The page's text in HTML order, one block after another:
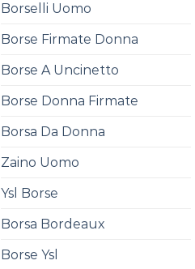
Borselli Uomo
Borse Firmate Donna
Borse A Uncinetto
Borse Donna Firmate
Borsa Da Donna
Zaino Uomo
Ysl Borse
Borsa Bordeaux
Borse Ysl